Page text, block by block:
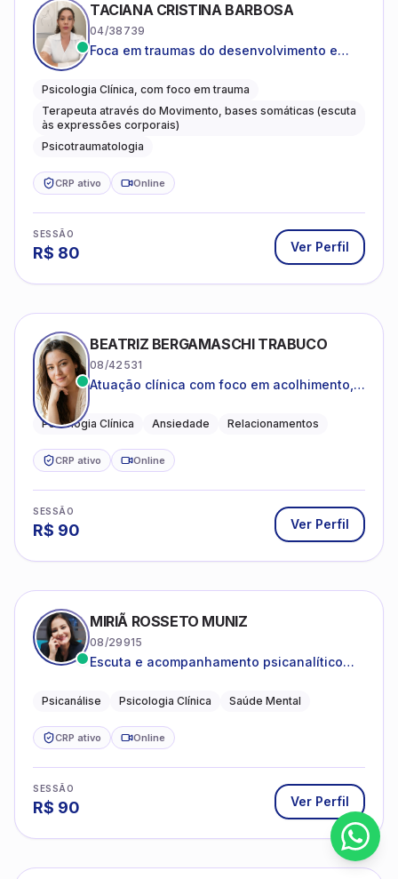
TACIANA CRISTINA BARBOSA
04/38739
Foca em traumas do desenvolvimento e
Psicologia Clínica, com foco em trauma
Terapeuta através do Movimento, bases somáticas (escuta
às expressões corporais)
Psicotraumatologia
CRP ativo Online
SESSÃO
R$ 80 Ver Perfil
BEATRIZ BERGAMASCHI TRABUCO
08/42531
Atuação clínica com foco em acolhimento,
Psicologia Clínica Ansiedade Relacionamentos
CRP ativo Online
SESSÃO
R$ 90 Ver Perfil
MIRIÃ ROSSETO MUNIZ
08/29915
Escuta e acompanhamento psicanalítico
Psicanálise Psicologia Clínica Saúde Mental
CRP ativo Online
SESSÃO
R$ 90 Ver Perfil